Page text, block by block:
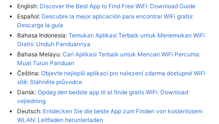
English: Discover the Best App to Find Free WiFi: Download Guide
Español: Descubre la mejor aplicación para encontrar WiFi gratis:
Descarga la guía
Bahasa Indonesia: Temukan Aplikasi Terbaik untuk Menemukan WiFi
Gratis: Unduh Panduannya
Bahasa Melayu: Cari Aplikasi Terbaik untuk Mencari WiFi Percuma:
Muat Turun Panduan
Čeština: Objevte nejlepší aplikaci pro nalezení zdarma dostupné WiFi
sítě: Stáhněte průvodce
Dansk: Opdag den bedste app til at finde gratis WiFi: Download
vejledning
Deutsch: Entdecken Sie die beste App zum Finden von kostenlosem
WLAN: Leitfaden herunterladen